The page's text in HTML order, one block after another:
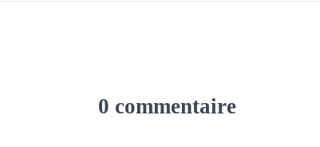
0 commentaire